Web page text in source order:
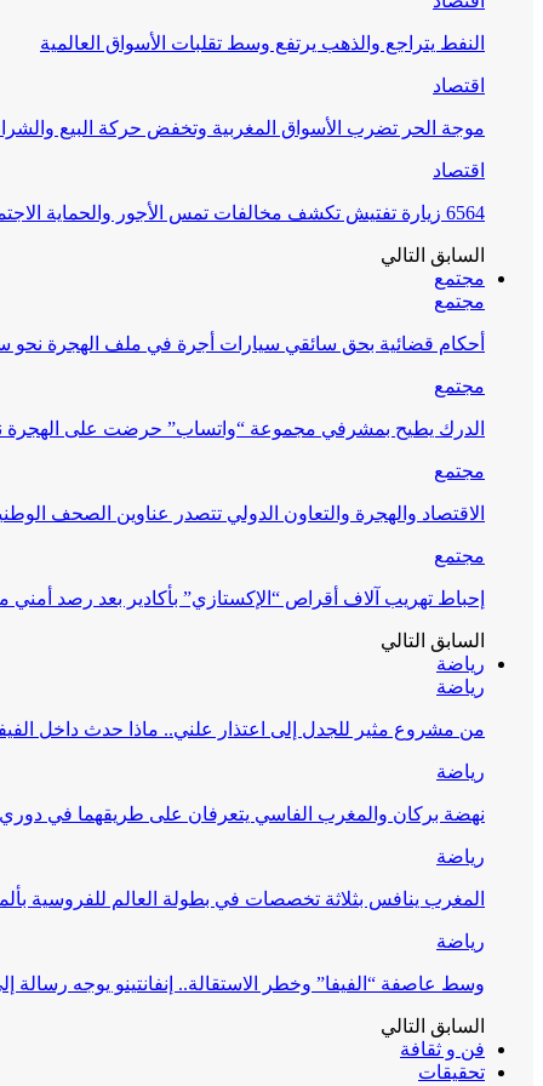
النفط يتراجع والذهب يرتفع وسط تقلبات الأسواق العالمية
اقتصاد
موجة الحر تضرب الأسواق المغربية وتخفض حركة البيع
اقتصاد
6564 زيارة تفتيش تكشف مخالفات تمس الأجور والحماية الاجتماعية
السابق التالي
مجتمع
مجتمع
أحكام قضائية بحق سائقي سيارات أجرة في ملف الهجرة نحو
مجتمع
الدرك يطيح بمشرفي مجموعة “واتساب” حرضت على الهجرة
مجتمع
الاقتصاد والهجرة والتعاون الدولي تتصدر عناوين الصحف
مجتمع
إحباط تهريب آلاف أقراص “الإكستازي” بأكادير بعد رصد أمني
السابق التالي
رياضة
رياضة
من مشروع مثير للجدل إلى اعتذار علني.. ماذا حدث داخل
رياضة
نهضة بركان والمغرب الفاسي يتعرفان على طريقهما في دوري
رياضة
المغرب ينافس بثلاثة تخصصات في بطولة العالم للفروسية
رياضة
وسط عاصفة “الفيفا” وخطر الاستقالة.. إنفانتينو يوجه رسالة
السابق التالي
فن و ثقافة
تحقيقات